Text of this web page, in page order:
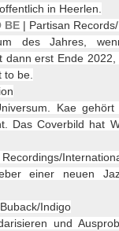
in Heerlen.
BE | Partisan
des Jahres,
erst Ende
to be.
Kae
Das Coverbild hat
Recordings/
einer neuen
Indigo
und